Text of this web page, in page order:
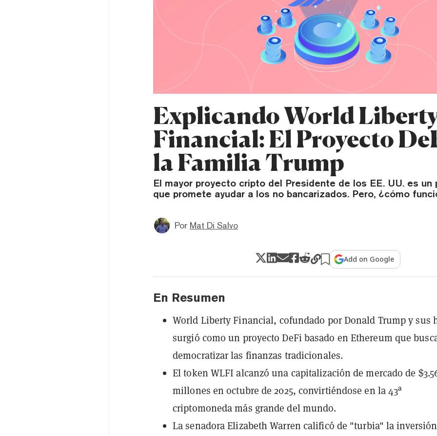
Explicando World
Financial: El Proyecto
la Familia Trump
El mayor proyecto cripto del Presidente de los EE. UU. es un
que promete ayudar a los no bancarizados. Pero, ¿cómo
Por Mat Di Salvo
Add on Google
En Resumen
World Liberty Financial, cofundado por Donald Trump y sus
surgió como un proyecto DeFi basado en Ethereum que
democratizar las finanzas tradicionales.
El token WLFI alcanzó una capitalización de mercado de
millones en octubre de 2025, convirtiéndose en la 43ª
criptomoneda más grande del mundo.
La senadora Elizabeth Warren calificó de "turbia" la